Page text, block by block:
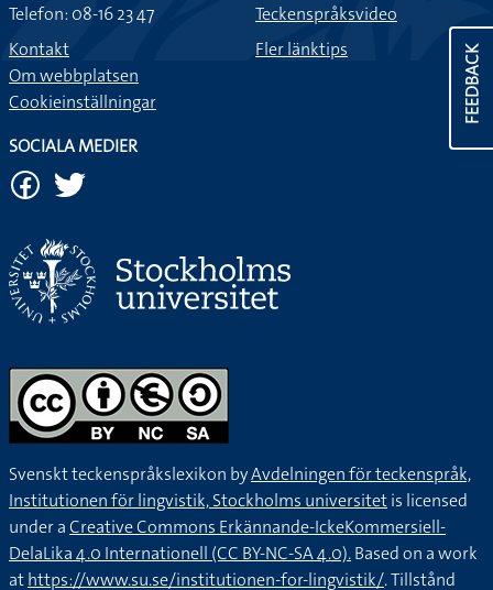
FEEDBACK
Telefon: 08-16 23 47
Kontakt
Om webbplatsen
Cookieinställningar
Teckenspråksvideo
Fler länktips
SOCIALA MEDIER
Svenskt teckenspråkslexikon byAvdelningen för teckenspråk,
Institutionen för lingvistik, Stockholms universitetis licensed
under aCreative Commons Erkännande-IckeKommersiell-
DelaLika 4.0 Internationell (CC BY-NC-SA 4.0).Based on a work
athttps://www.su.se/institutionen-for-lingvistik/. Tillstånd